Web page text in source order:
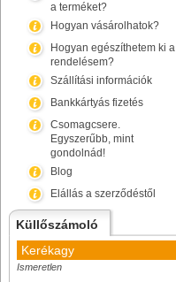
a terméket?
Hogyan vásárolhatok?
Hogyan egészíthetem ki a
rendelésem?
Szállítási információk
Bankkártyás fizetés
Csomagcsere.
Egyszerűbb, mint
gondolnád!
Blog
Elállás a szerződéstől
Küllőszámoló
Kerékagy
Ismeretlen